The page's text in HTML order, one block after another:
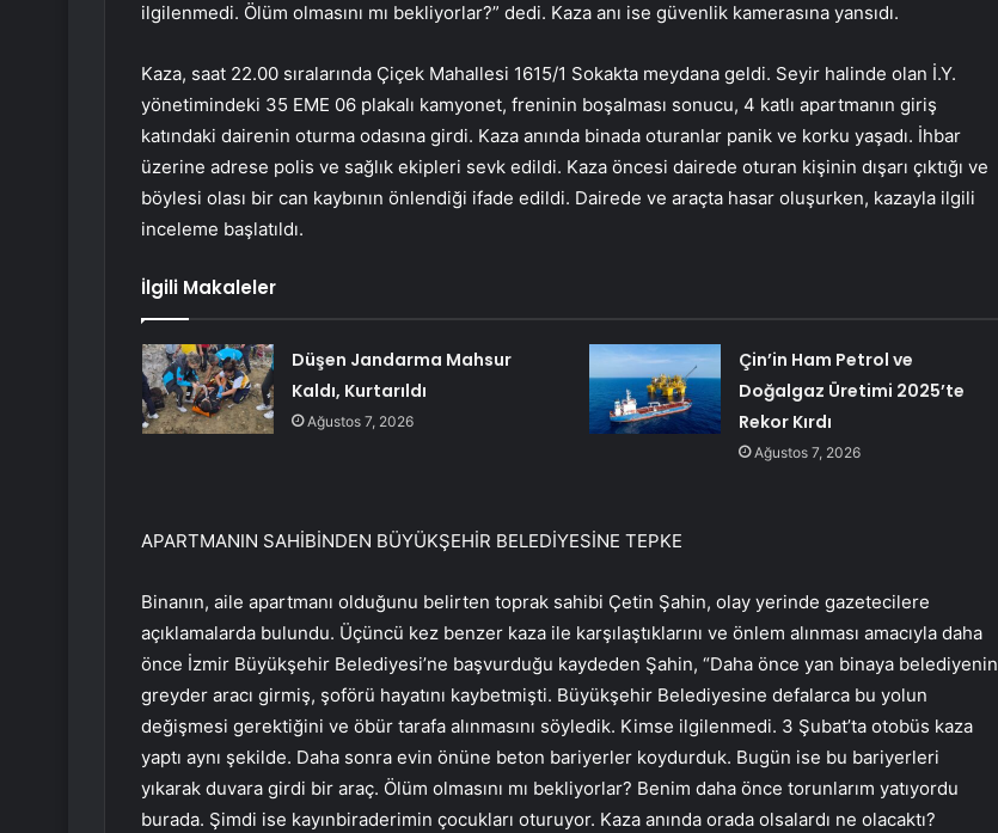
ilgilenmedi. Ölüm olmasını mı bekliyorlar?” dedi. Kaza anı ise güvenlik kamerasına yansıdı.
Kaza, saat 22.00 sıralarında Çiçek Mahallesi 1615/1 Sokakta meydana geldi. Seyir halinde olan İ.Y.
yönetimindeki 35 EME 06 plakalı kamyonet, freninin boşalması sonucu, 4 katlı apartmanın giriş
katındaki dairenin oturma odasına girdi. Kaza anında binada oturanlar panik ve korku yaşadı. İhbar
üzerine adrese polis ve sağlık ekipleri sevk edildi. Kaza öncesi dairede oturan kişinin dışarı çıktığı ve
böylesi olası bir can kaybının önlendiği ifade edildi. Dairede ve araçta hasar oluşurken, kazayla ilgili
inceleme başlatıldı.
İlgili Makaleler
Düşen Jandarma Mahsur
Kaldı, Kurtarıldı
Ağustos 7, 2026
Çin’in Ham Petrol ve
Doğalgaz Üretimi 2025’te
Rekor Kırdı
Ağustos 7, 2026
APARTMANIN SAHİBİNDEN BÜYÜKŞEHİR BELEDİYESİNE TEPKE
Binanın, aile apartmanı olduğunu belirten toprak sahibi Çetin Şahin, olay yerinde gazetecilere
açıklamalarda bulundu. Üçüncü kez benzer kaza ile karşılaştıklarını ve önlem alınması amacıyla daha
önce İzmir Büyükşehir Belediyesi’ne başvurduğu kaydeden Şahin, “Daha önce yan binaya belediyenin
greyder aracı girmiş, şoförü hayatını kaybetmişti. Büyükşehir Belediyesine defalarca bu yolun
değişmesi gerektiğini ve öbür tarafa alınmasını söyledik. Kimse ilgilenmedi. 3 Şubat’ta otobüs kaza
yaptı aynı şekilde. Daha sonra evin önüne beton bariyerler koydurduk. Bugün ise bu bariyerleri
yıkarak duvara girdi bir araç. Ölüm olmasını mı bekliyorlar? Benim daha önce torunlarım yatıyordu
burada. Şimdi ise kayınbiraderimin çocukları oturuyor. Kaza anında orada olsalardı ne olacaktı?